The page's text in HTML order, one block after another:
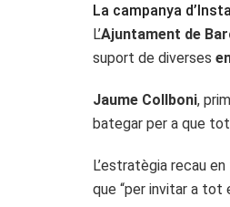
La campanya
L’Ajuntament de
suport de diverses
Jaume Collboni,
bategar per a que
L’estratègia recau
que “per invitar a tot